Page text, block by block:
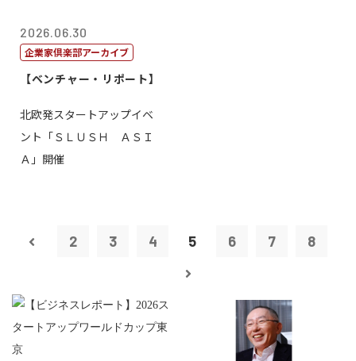
2026.06.30
企業家倶楽部アーカイブ
【ベンチャー・リポート】
北欧発スタートアップイベ
ント「ＳＬＵＳＨ ＡＳＩ
Ａ」開催
2 3 4 5 6 7 8